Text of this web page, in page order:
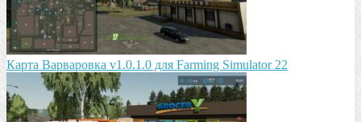
Карта Варваровка v1.0.1.0 для Farming Simulator 22